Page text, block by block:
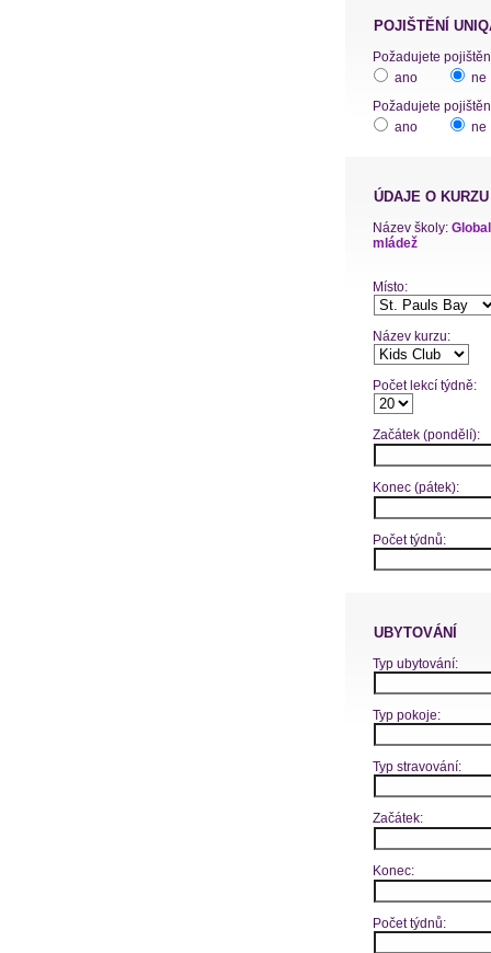
POJIŠTĚNÍ
ano
ne
Požadujete
ano
ne
ÚDAJE O KURZU
Název školy:
mládež
Místo:
Název kurzu:
Počet lekcí týdně:
Začátek (pondělí):
Konec (pátek):
Počet týdnů:
UBYTOVÁNÍ
Typ ubytování:
Typ pokoje:
Typ stravování:
Začátek:
Konec:
Počet týdnů: